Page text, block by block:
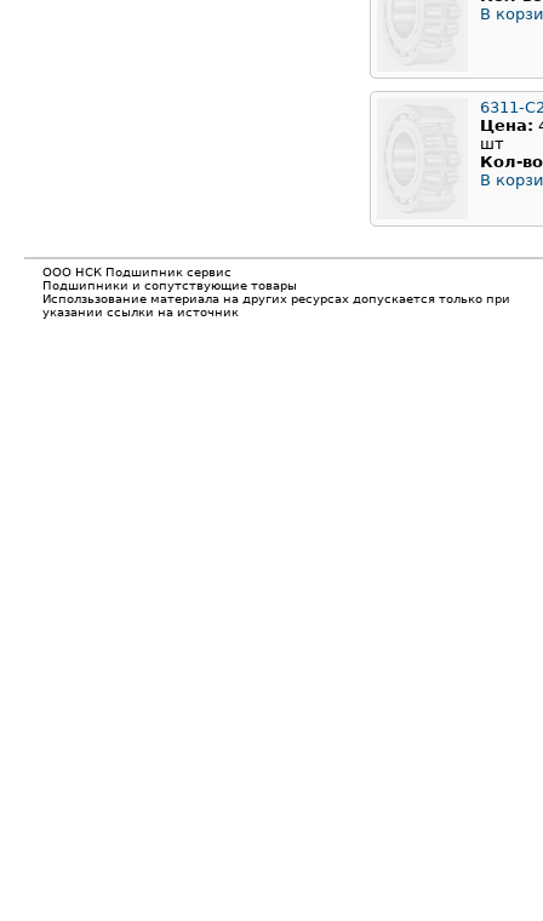
В
6311-
Цена:
шт
Кол-
В
ООО НСК Подшипник сервис
Подшипники и сопутствующие товары
Исползьзование материала на других ресурсах допускается только при
указании ссылки на источник